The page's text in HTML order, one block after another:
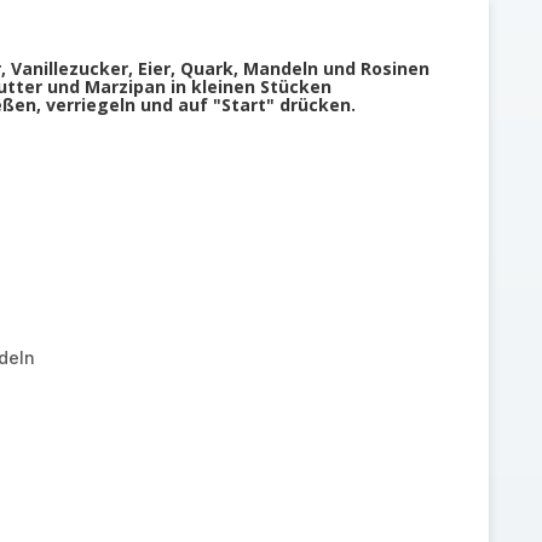
Vanillezucker, Eier, Quark, Mandeln und Rosinen
und Marzipan in kleinen Stücken
verriegeln und auf "Start" drücken.